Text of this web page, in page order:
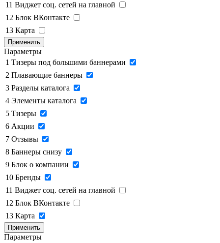
11 Виджет соц. сетей на главной
12 Блок ВКонтакте
13 Карта
Применить
Параметры
1 Тизеры под большими баннерами
2 Плавающие баннеры
3 Разделы каталога
4 Элементы каталога
5 Тизеры
6 Акции
7 Отзывы
8 Баннеры снизу
9 Блок о компании
10 Бренды
11 Виджет соц. сетей на главной
12 Блок ВКонтакте
13 Карта
Применить
Параметры